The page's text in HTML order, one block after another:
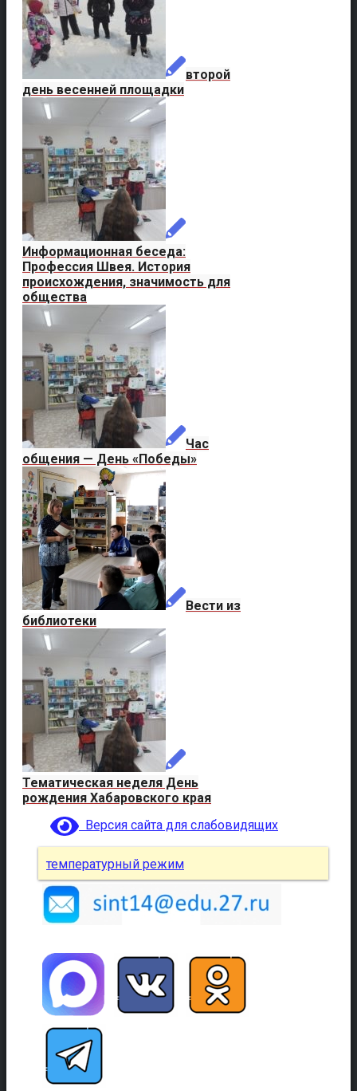
второй
день весенней площадки
Информационная беседа:
Профессия Швея. История
происхождения, значимость для
общества
Час
общения — День «Победы»
Вести из
библиотеки
Тематическая неделя День
рождения Хабаровского края
Версия сайта для слабовидящих
температурный режим